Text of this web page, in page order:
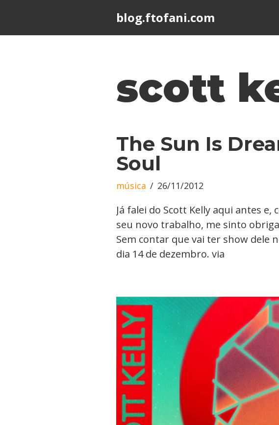
blog.ftofani.com
scott
The Sun Is
Soul
música 26/11/2012
Já falei do Scott Kelly aqui antes e,
seu novo trabalho, me sinto
Sem contar que vai ter show dele
dia 14 de dezembro. via